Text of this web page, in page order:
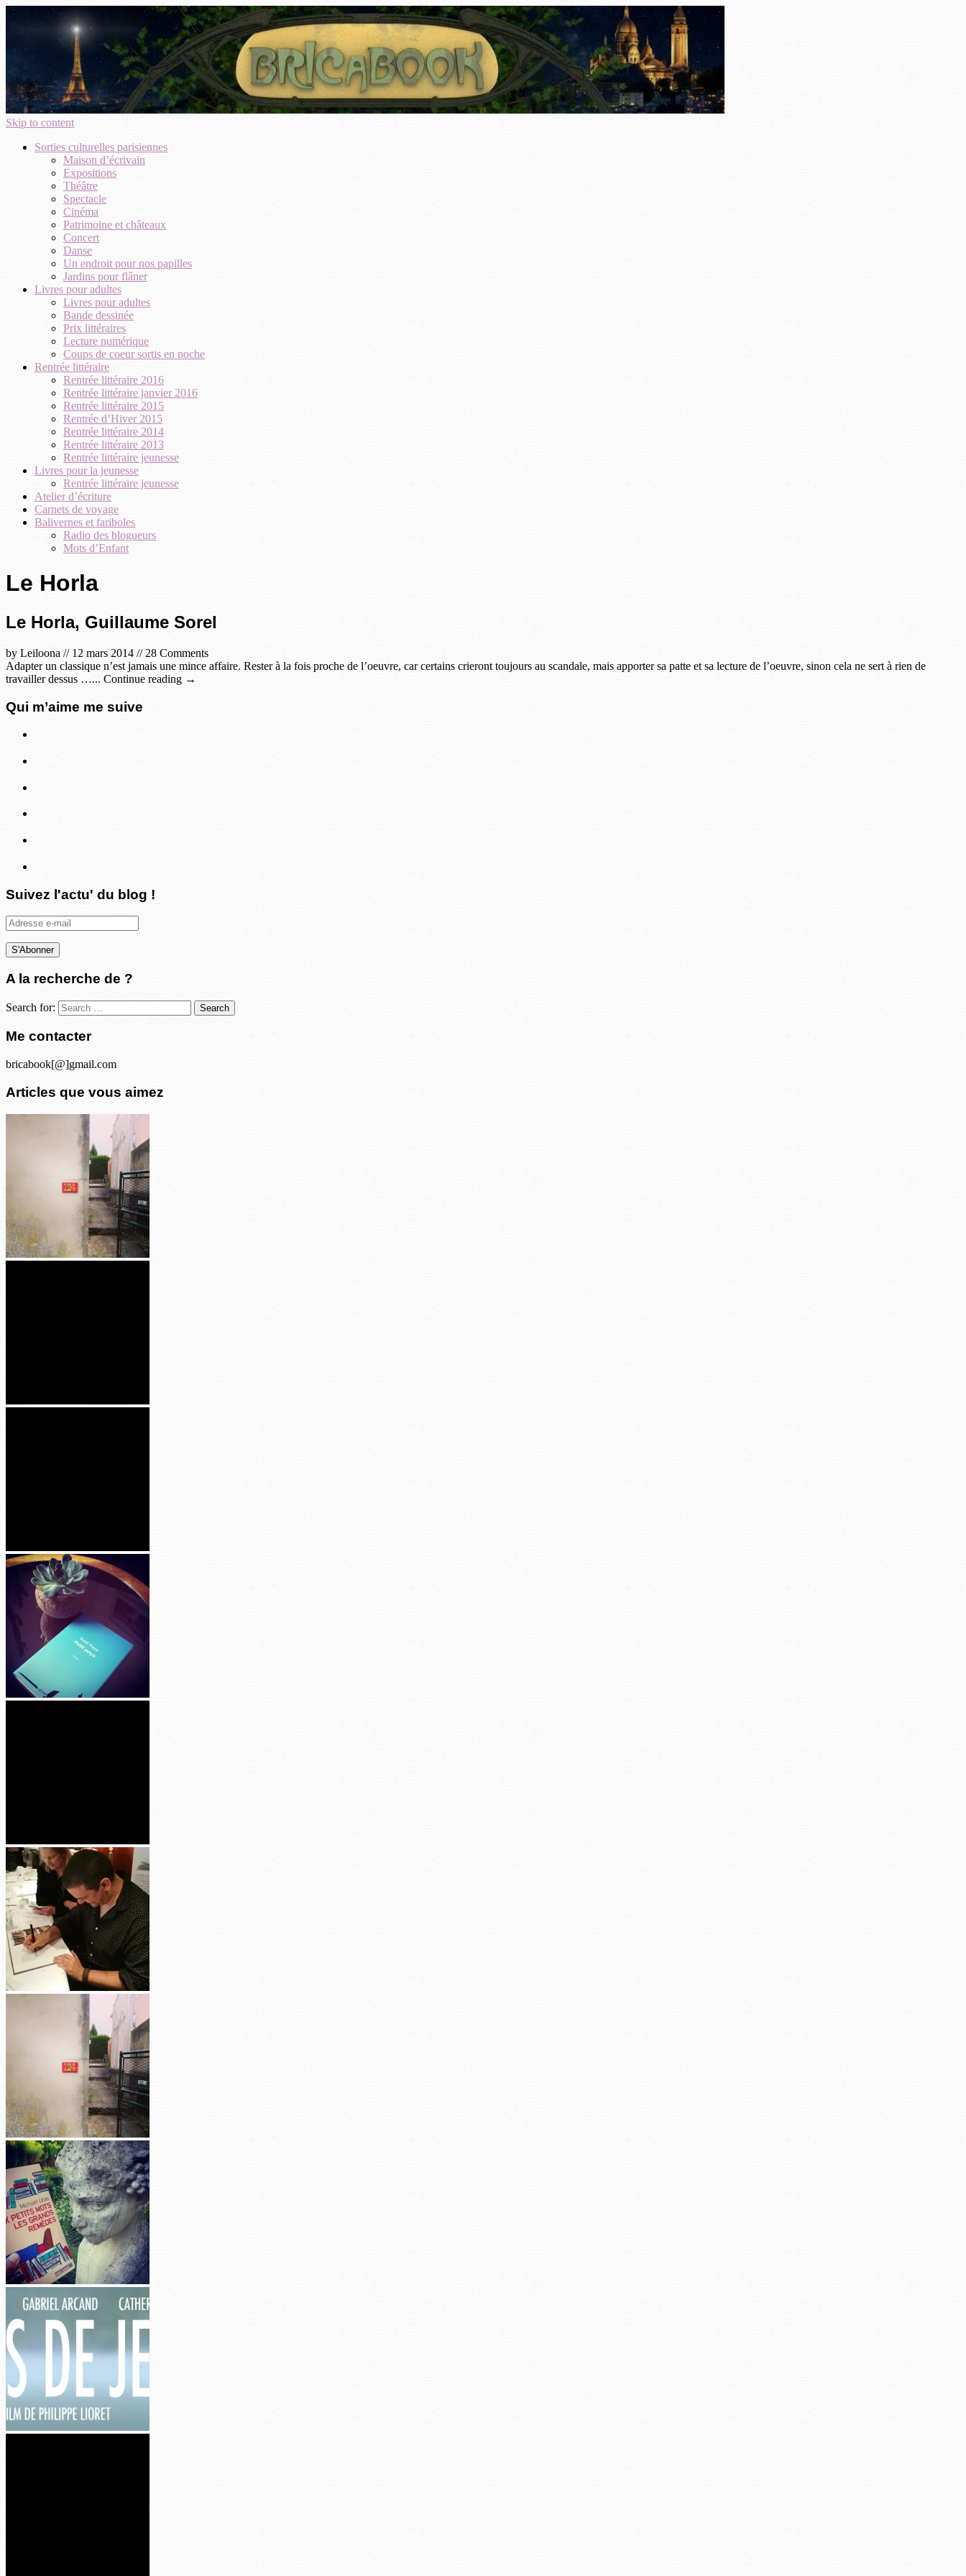
Skip to content
Sorties culturelles parisiennes
Maison d’écrivain
Expositions
Théâtre
Spectacle
Cinéma
Patrimoine et châteaux
Concert
Danse
Un endroit pour nos papilles
Jardins pour flâner
Livres pour adultes
Livres pour adultes
Bande dessinée
Prix littéraires
Lecture numérique
Coups de coeur sortis en poche
Rentrée littéraire
Rentrée littéraire 2016
Rentrée littéraire janvier 2016
Rentrée littéraire 2015
Rentrée d’Hiver 2015
Rentrée littéraire 2014
Rentrée littéraire 2013
Rentrée littéraire jeunesse
Livres pour la jeunesse
Rentrée littéraire jeunesse
Atelier d’écriture
Carnets de voyage
Balivernes et fariboles
Radio des blogueurs
Mots d’Enfant
Le Horla
Le Horla, Guillaume Sorel
by Leiloona // 12 mars 2014 // 28 Comments
Adapter un classique n’est jamais une mince affaire. Rester à la fois proche de l’oeuvre, car certains crieront toujours au scandale, mais apporter sa patte et sa lecture de l’oeuvre, sinon cela ne sert à rien de
travailler dessus …... Continue reading →
Qui m’aime me suive
Suivez l'actu' du blog !
Adresse
e-
mail
A la recherche de ?
Search for:
Me contacter
bricabook[@]gmail.com
Articles que vous aimez